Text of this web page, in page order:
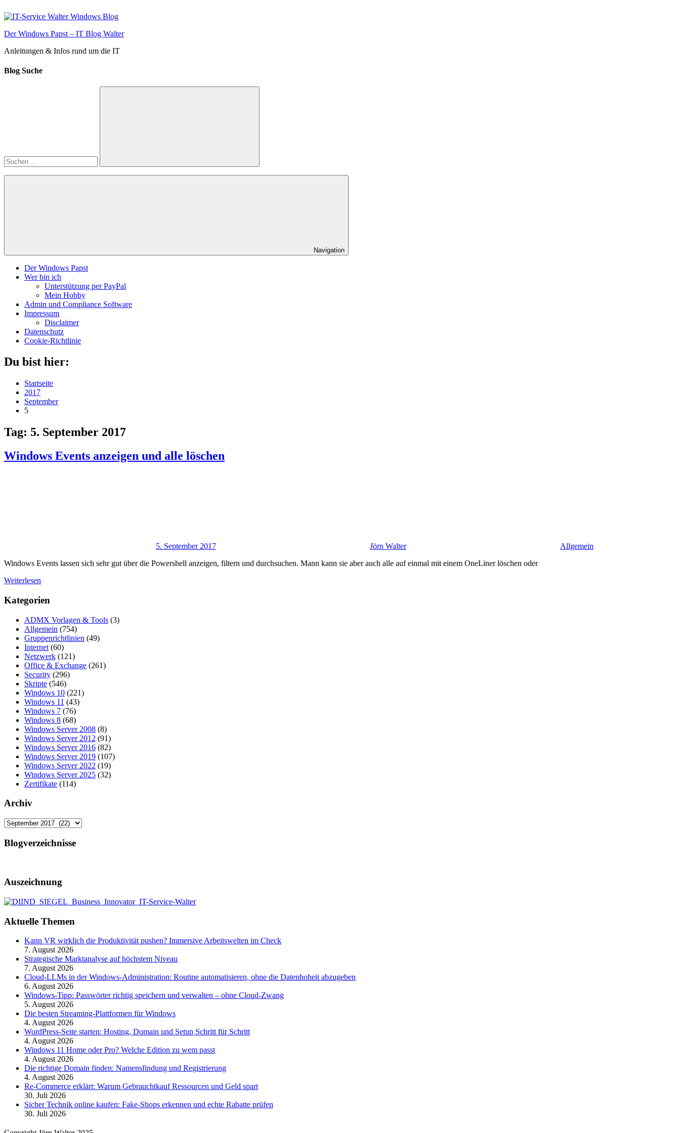
Inhalt
Der Windows Papst – IT Blog Walter
Anleitungen & Infos rund um die IT
Blog Suche
Suchen
Navigation
Der Windows Papst
Wer bin ich
Unterstützung per PayPal
Mein Hobby
Admin und Compliance Software
Impressum
Disclaimer
Datenschutz
Cookie-Richtlinie
Du bist hier:
Startseite
2017
September
5
Tag: 5. September 2017
Windows Events anzeigen und alle löschen
5. September 2017 Jörn Walter
Allgemein
Windows Events lassen sich sehr gut über die Powershell anzeigen, filtern und durchsuchen. Mann kann sie aber auch alle auf einmal mit einem OneLiner löschen oder
Weiterlesen
Kategorien
ADMX Vorlagen & Tools (3)
Allgemein (754)
Gruppenrichtlinien (49)
Internet (60)
Netzwerk (121)
Office & Exchange (261)
Security (296)
Skripte (546)
Windows 10 (221)
Windows 11 (43)
Windows 7 (76)
Windows 8 (68)
Windows Server 2008 (8)
Windows Server 2012 (91)
Windows Server 2016 (82)
Windows Server 2019 (107)
Windows Server 2022 (19)
Windows Server 2025 (32)
Zertifikate (114)
Archiv
Archiv
Blogverzeichnisse
Auszeichnung
Aktuelle Themen
Kann VR wirklich die Produktivität pushen? Immersive Arbeitswelten im Check
7. August 2026
Strategische Marktanalyse auf höchstem Niveau
7. August 2026
Cloud-LLMs in der Windows-Administration: Routine automatisieren, ohne die Datenhoheit abzugeben
6. August 2026
Windows-Tipp: Passwörter richtig speichern und verwalten – ohne Cloud-Zwang
5. August 2026
Die besten Streaming-Plattformen für Windows
4. August 2026
WordPress-Seite starten: Hosting, Domain und Setup Schritt für Schritt
4. August 2026
Windows 11 Home oder Pro? Welche Edition zu wem passt
4. August 2026
Die richtige Domain finden: Namensfindung und Registrierung
4. August 2026
Re-Commerce erklärt: Warum Gebrauchtkauf Ressourcen und Geld spart
30. Juli 2026
Sicher Technik online kaufen: Fake-Shops erkennen und echte Rabatte prüfen
30. Juli 2026